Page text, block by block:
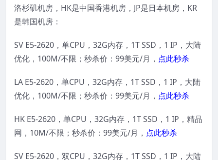
洛杉矶机房，HK是中国香港机房，JP是日本机房，KR
是韩国机房：
SV E5-2620，单CPU，32G内存，1T SSD，1 IP，大陆
优化，100M/不限；秒杀价：99美元/月， 点此秒杀
LA E5-2620，单CPU，32G内存，1T SSD，1 IP，大陆
优化，100M/不限；秒杀价：99美元/月， 点此秒杀
HK E5-2620，单CPU，32G内存，1T SSD，1 IP，精品
网，10M/不限；秒杀价：99美元/月， 点此秒杀
SV E5-2620，双CPU，32G内存，1T SSD，1 IP，大陆